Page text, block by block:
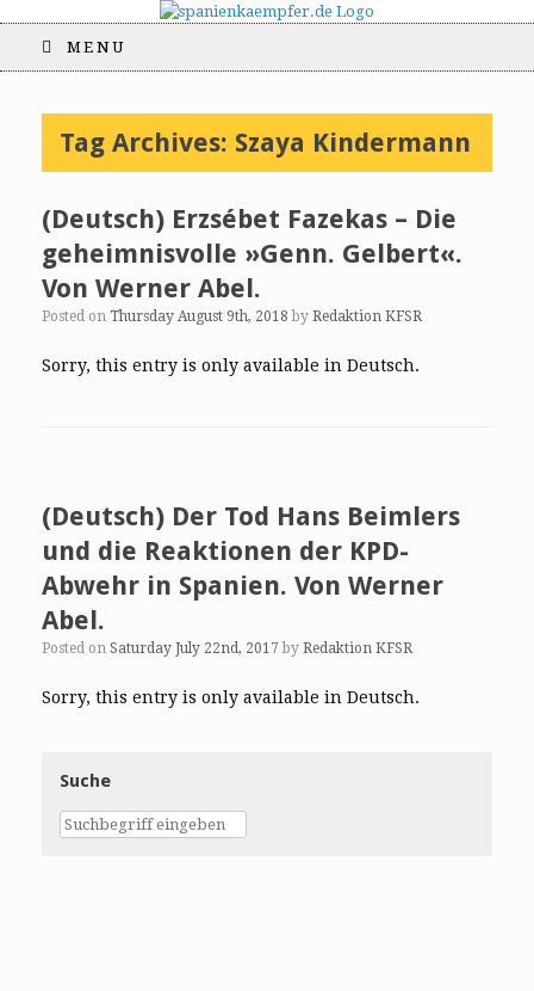
MENU
Tag Archives: Szaya Kindermann
(Deutsch) Erzsébet Fazekas – Die
geheimnisvolle »Genn. Gelbert«.
Von Werner Abel.
Posted on Thursday August 9th, 2018 by Redaktion KFSR
Sorry, this entry is only available in Deutsch.
(Deutsch) Der Tod Hans Beimlers
und die Reaktionen der KPD-
Abwehr in Spanien. Von Werner
Abel.
Posted on Saturday July 22nd, 2017 by Redaktion KFSR
Sorry, this entry is only available in Deutsch.
Suche